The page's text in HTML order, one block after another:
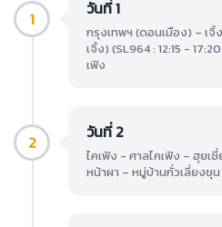
1 วันที่ 1
กรุงเทพฯ (ดอนเมือง) – เจิ้
เจิ้ง) (SL964 : 12:15 -
เฟิง
2 วันที่ 2
ไคเฟิง - ศาลไคเฟิง – ฮุยเ
หน้าผา – หมู่บ้านกั่วเลี่ยงชุน